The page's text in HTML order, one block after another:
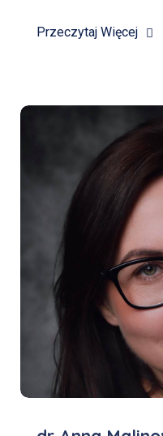
Szybki i zdecydowany.
Przeczytaj Więcej